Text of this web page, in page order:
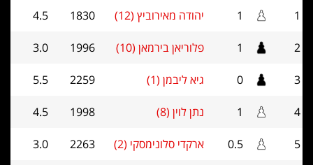
1
1 יהודה מאירוביץ (12) 1830
4.5
2
1 פלוריאן בירמאן (10) 1996
3.0
3
0 גיא ליבמן (1) 2259
5.5
4
1 נתן לוין (8) 1998
4.5
5
0.5 ארקדי סלונימסקי (2) 2263
3.0